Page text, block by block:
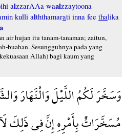
alzzarAAa waalzzaytoona
kulli alththamarati inna fee thalika
a
air hujan itu tanam-tanaman; zaitun,
buahan. Sesungguhnya pada yang
Allah) bagi kaum yang
وَسَخَّرَ لَكُمُ اللَّيْلَ وَالْنَّهَارَ
مُسَخَّرَاتٌ بِأَمْرِهِ إِنَّ فِي ذَلِكَ